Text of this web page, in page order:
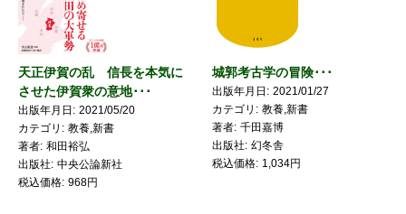
天正伊賀の乱 信長を本気に
させた伊賀衆の意地･･･
出版年月日
2021/05/20
カテゴリ
教養,新書
著者 和田裕弘
出版社
中央公論新社
税込価格 968円
城郭考古学の冒険･･･
出版年月日
2021/01/27
カテゴリ
教養,新書
著者 千田嘉博
出版社
幻冬舎
税込価格
1,034円